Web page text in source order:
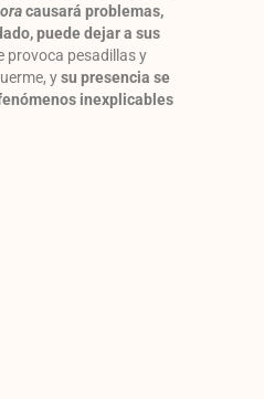
causará problemas,
puede dejar a sus
provoca pesadillas y
ysu presencia se
inexplicables